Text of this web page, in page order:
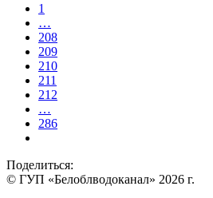
1
…
208
209
210
211
212
…
286
Поделиться:
© ГУП «Белоблводоканал» 2026 г.